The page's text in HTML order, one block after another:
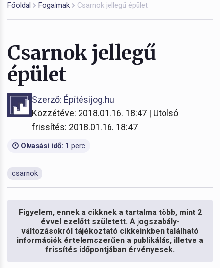
Főoldal Fogalmak Csarnok jellegű épület
Csarnok jellegű
épület
Szerző: Építésijog.hu
Közzétéve: 2018.01.16. 18:47 | Utolsó
frissítés: 2018.01.16. 18:47
Olvasási idő: 1 perc
csarnok
Figyelem, ennek a cikknek a tartalma több, mint 2
évvel ezelőtt született. A jogszabály-
változásokról tájékoztató cikkeinkben található
információk értelemszerűen a publikálás, illetve a
frissítés időpontjában érvényesek.